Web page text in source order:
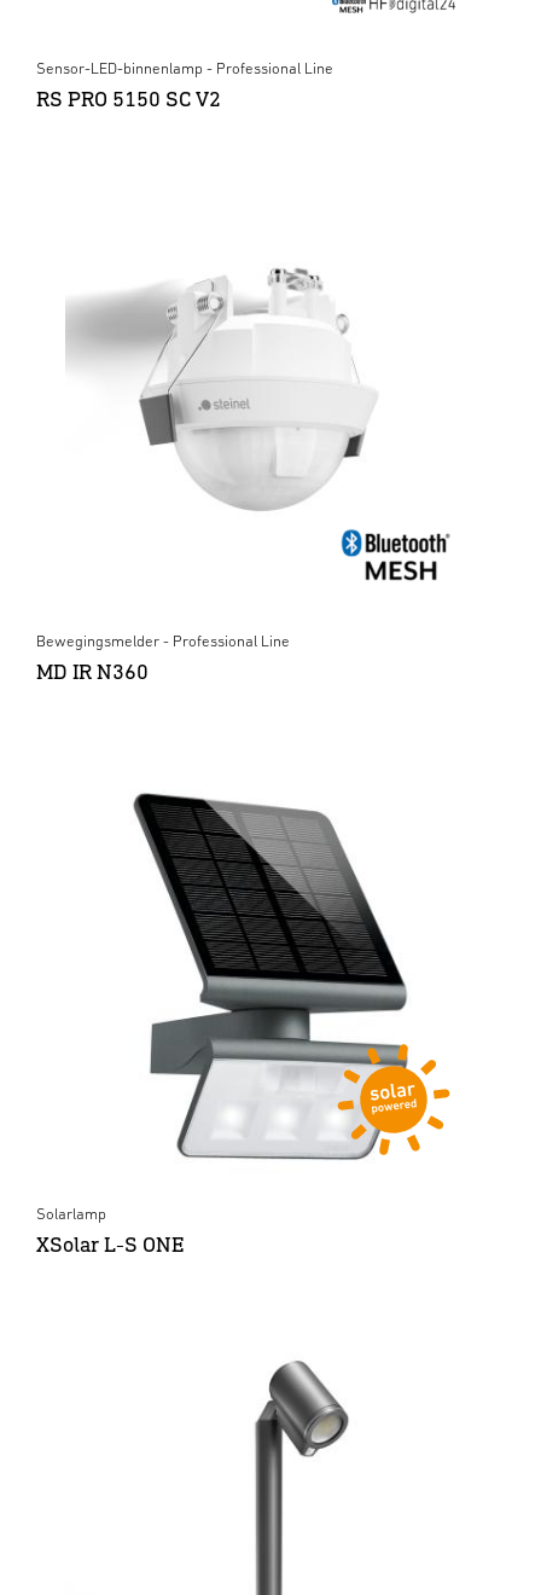
Sensor-LED-binnenlamp - Professional Line
RS PRO 5150 SC V2
Bewegingsmelder - Professional Line
MD IR N360
Solarlamp
XSolar L-S ONE